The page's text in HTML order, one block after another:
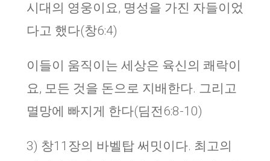
시대의 영웅이요, 명성을 가진 자들이었
다고 했다(창6:4)
이들이 움직이는 세상은 육신의 쾌락이
요, 모든 것을 돈으로 지배한다. 그리고
멸망에 빠지게 한다(딤전6:8-10)
3) 창11장의 바벨탑 써밋이다. 최고의